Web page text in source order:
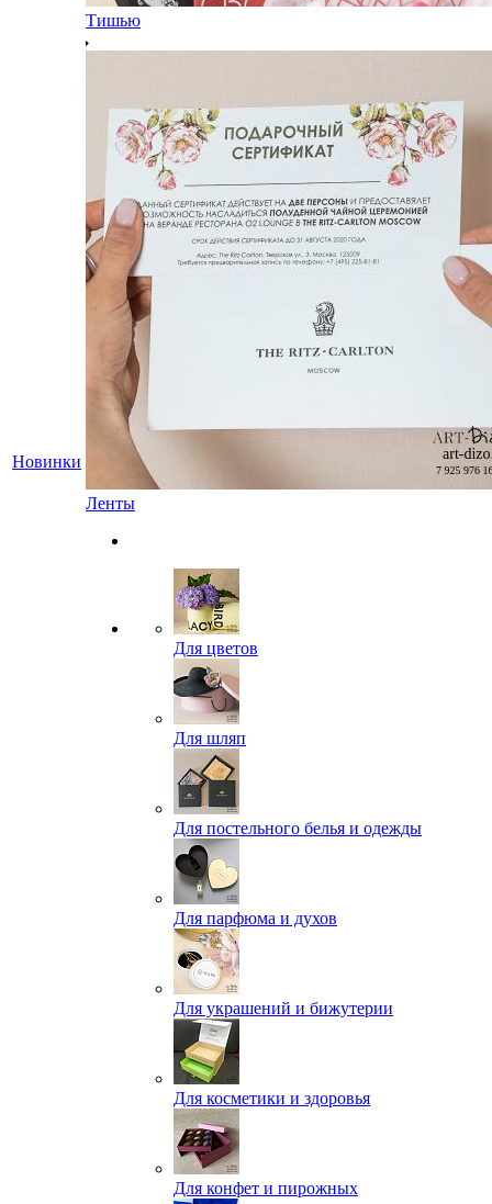
Новинки
Тишью
Ленты
Для цветов
Для шляп
Для постельного белья и одежды
Для парфюма и духов
Для украшений и бижутерии
Для косметики и здоровья
Для конфет и пирожных